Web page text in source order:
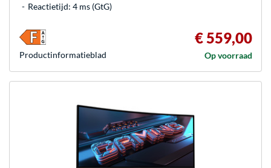
Reactietijd: 4 ms (GtG)
€ 559,00
Op voorraad
Product­informatieblad